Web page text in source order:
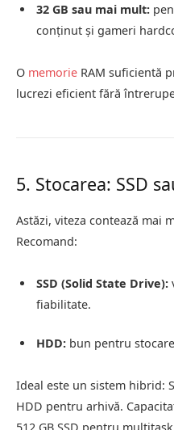
32 GB sau mai mult:
conținut și gameri
O memorie RAM suficientă
lucrezi eficient fără
5. Stocarea: SSD
Astăzi, viteza contează mai
Recomand:
SSD (Solid State Drive):
fiabilitate.
HDD: bun pentru
Ideal este un sistem hibrid:
HDD pentru arhivă.